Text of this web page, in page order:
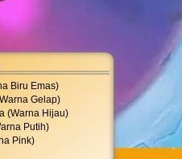
Biru Emas)
Gelap)
(Warna Hijau)
Putih)
Pink)